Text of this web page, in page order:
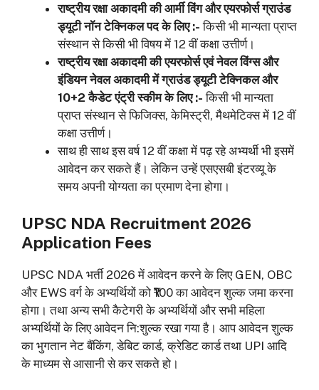
राष्ट्रीय रक्षा अकादमी की आर्मी विंग और एयरफोर्स ग्राउंड
ड्यूटी नॉन टेक्निकल पद के लिए :- किसी भी मान्यता प्राप्त
संस्थान से किसी भी विषय में 12 वीं कक्षा उत्तीर्ण।
राष्ट्रीय रक्षा अकादमी की एयरफोर्स एवं नेवल विंग्स और
इंडियन नेवल अकादमी में ग्राउंड ड्यूटी टेक्निकल और
10+2 कैडेट एंट्री स्कीम के लिए :- किसी भी मान्यता
प्राप्त संस्थान से फिजिक्स, केमिस्ट्री, मैथमेटिक्स में 12 वीं
कक्षा उत्तीर्ण।
साथ ही साथ इस वर्ष 12 वीं कक्षा में पढ़ रहे अभ्यर्थी भी इसमें
आवेदन कर सकते हैं। लेकिन उन्हें एसएसबी इंटरव्यू के
समय अपनी योग्यता का प्रमाण देना होगा।
UPSC NDA Recruitment 2026
Application Fees
UPSC NDA भर्ती 2026 में आवेदन करने के लिए GEN, OBC
और EWS वर्ग के अभ्यर्थियों को ₹100 का आवेदन शुल्क जमा करना
होगा। तथा अन्य सभी कैटेगरी के अभ्यर्थियों और सभी महिला
अभ्यर्थियों के लिए आवेदन नि:शुल्क रखा गया है। आप आवेदन शुल्क
का भुगतान नेट बैंकिंग, डेबिट कार्ड, क्रेडिट कार्ड तथा UPI आदि
के माध्यम से आसानी से कर सकते हो।